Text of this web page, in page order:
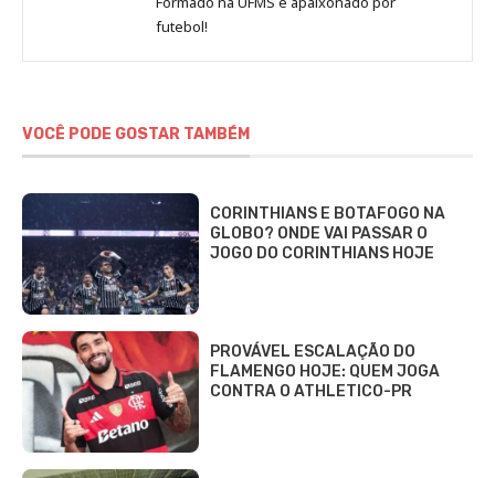
futebol!
VOCÊ PODE GOSTAR TAMBÉM
CORINTHIANS E BOTAFOGO NA
GLOBO? ONDE VAI PASSAR O
JOGO DO CORINTHIANS HOJE
PROVÁVEL ESCALAÇÃO DO
FLAMENGO HOJE: QUEM JOGA
CONTRA O ATHLETICO-PR